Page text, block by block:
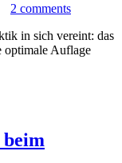
2 comments
in sich vereint: das
optimale Auflage
beim